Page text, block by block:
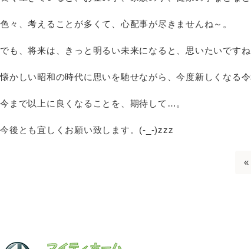
色々、考えることが多くて、心配事が尽きませんね～。
でも、将来は、きっと明るい未来になると、思いたいですね
懐かしい昭和の時代に思いを馳せながら、今度新しくなる令
今まで以上に良くなることを、期待して…。
今後とも宜しくお願い致します。(-_-)zzz
«